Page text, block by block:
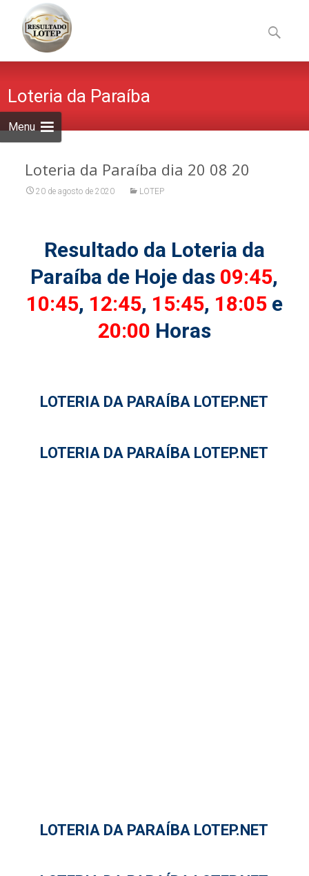
Menu
to
content
por:
Loteria da Paraíba
Loteria da Paraíba dia 20 08 20
20 de agosto de 2020 LOTEP
Resultado da Loteria da
Paraíba de Hoje das 09:45,
10:45, 12:45, 15:45, 18:05 e
20:00 Horas
LOTERIA DA PARAÍBA LOTEP.NET
LOTERIA DA PARAÍBA LOTEP.NET
LOTERIA DA PARAÍBA LOTEP.NET